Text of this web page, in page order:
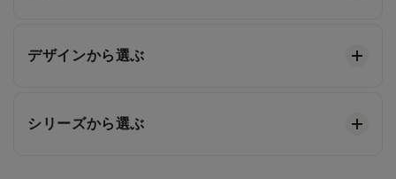
デザインから選ぶ
シリーズから選ぶ